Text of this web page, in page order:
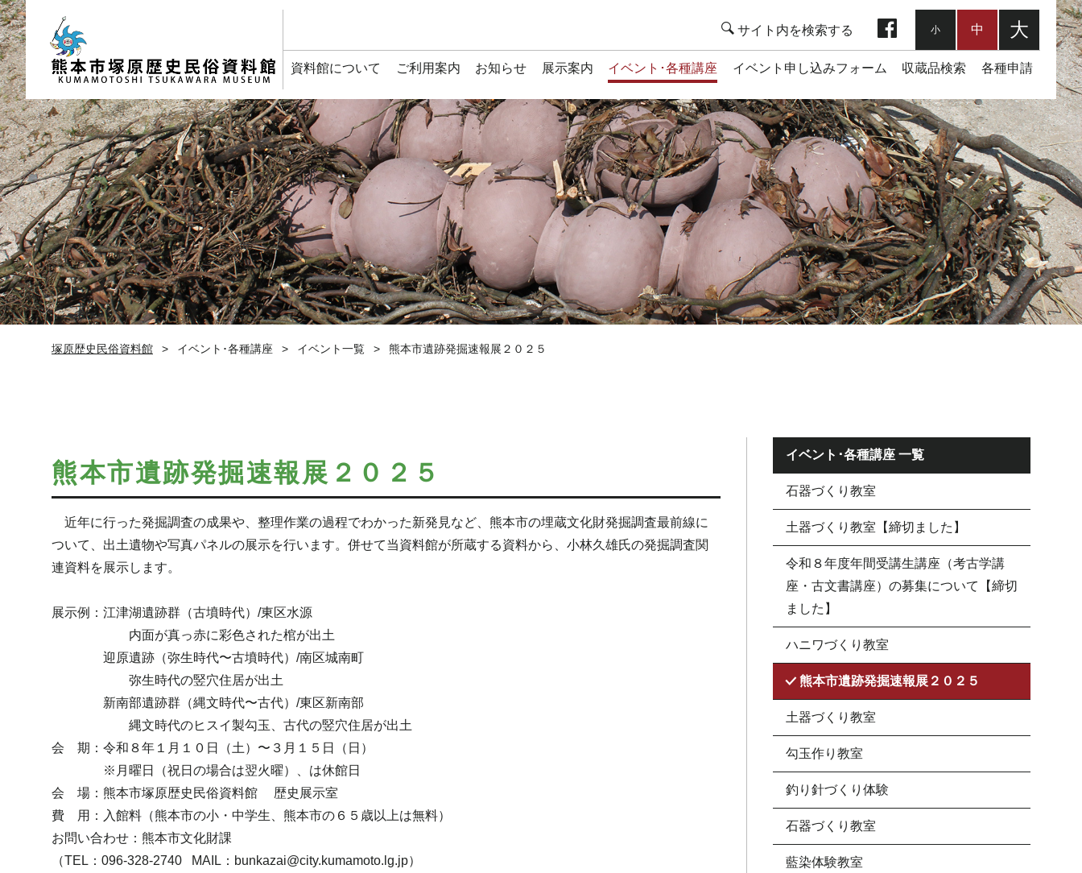
資料館について ご利用案内 お知らせ 展示案内 イベント･各種講座 イベント申し込みフォーム 収蔵品検索 各種申請
小 中 大
塚原歴史民俗資料館 イベント･各種講座 イベント一覧 熊本市遺跡発掘速報展２０２５
熊本市遺跡発掘速報展２０２５
近年に行った発掘調査の成果や、整理作業の過程でわかった新発見など、熊本市の埋蔵文化財発掘調査最前線に
ついて、出土遺物や写真パネルの展示を行います。併せて当資料館が所蔵する資料から、小林久雄氏の発掘調査関
連資料を展示します。
展示例：江津湖遺跡群（古墳時代）/東区水源
内面が真っ赤に彩色された棺が出土
迎原遺跡（弥生時代〜古墳時代）/南区城南町
弥生時代の竪穴住居が出土
新南部遺跡群（縄文時代〜古代）/東区新南部
縄文時代のヒスイ製勾玉、古代の竪穴住居が出土
会 期：令和８年１月１０日（土）〜３月１５日（日）
※月曜日（祝日の場合は翌火曜）、は休館日
会 場：熊本市塚原歴史民俗資料館 歴史展示室
費 用：入館料（熊本市の小・中学生、熊本市の６５歳以上は無料）
お問い合わせ：熊本市文化財課
（TEL：096-328-2740 MAIL：bunkazai@city.kumamoto.lg.jp）
イベント･各種講座 一覧
石器づくり教室
土器づくり教室【締切ました】
令和８年度年間受講生講座（考古学講
座・古文書講座）の募集について【締切
ました】
ハニワづくり教室
熊本市遺跡発掘速報展２０２５
土器づくり教室
勾玉作り教室
釣り針づくり体験
石器づくり教室
藍染体験教室